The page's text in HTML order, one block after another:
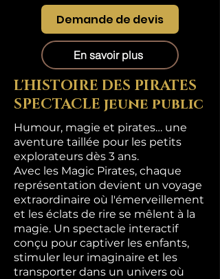
Demande de devis
En savoir plus
L'HISTOIRE DES PIRATES
SPECTACLE jeune public
Humour, magie et pirates… une
aventure taillée pour les petits
explorateurs dès 3 ans.
Avec les Magic Pirates, chaque
représentation devient un voyage
extraordinaire où l'émerveillement
et les éclats de rire se mêlent à la
magie. Un spectacle interactif
conçu pour captiver les enfants,
stimuler leur imaginaire et les
transporter dans un univers où